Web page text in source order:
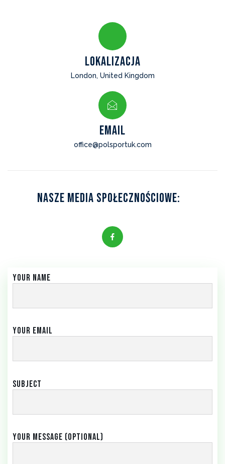
Lokalizacja
London, United Kingdom
EMAIL
office@polsportuk.com
Nasze Media Społecznościowe:
Your name
Your email
Subject
Your message (optional)